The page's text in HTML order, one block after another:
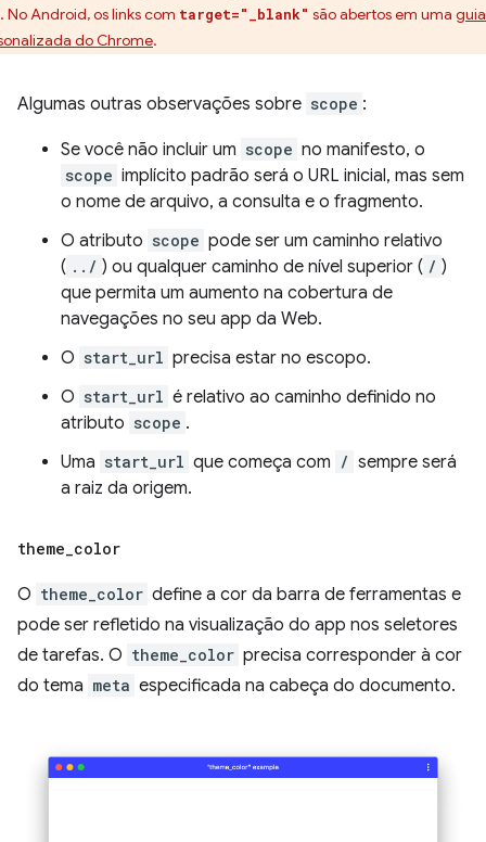
. No Android, os links com target="_blank" são abertos em uma guia
do Chrome.
Algumas outras observações sobre scope :
Se você não incluir um scope no manifesto, o
scope implícito padrão será o URL inicial, mas sem
o nome de arquivo, a consulta e o fragmento.
O atributo scope pode ser um caminho relativo
( ../ ) ou qualquer caminho de nível superior ( / )
que permita um aumento na cobertura de
navegações no seu app da Web.
O start_url precisa estar no escopo.
O start_url é relativo ao caminho definido no
atributo scope .
Uma start_url que começa com / sempre será
a raiz da origem.
theme_color
O theme_color define a cor da barra de ferramentas e
pode ser refletido na visualização do app nos seletores
de tarefas. O theme_color precisa corresponder à cor
do tema meta especificada na cabeça do documento.